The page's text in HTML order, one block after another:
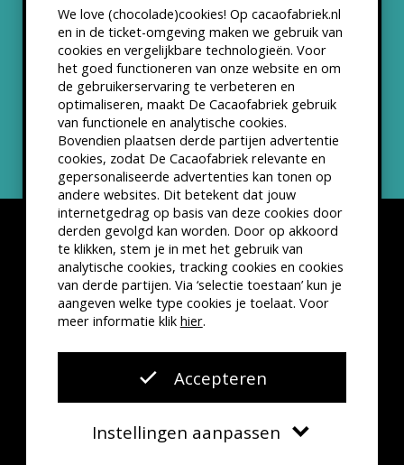
We love (chocolade)cookies! Op cacaofabriek.nl
en in de ticket-omgeving maken we gebruik van
cookies en vergelijkbare technologieën. Voor
het goed functioneren van onze website en om
de gebruikerservaring te verbeteren en
optimaliseren, maakt De Cacaofabriek gebruik
van functionele en analytische cookies.
Bovendien plaatsen derde partijen advertentie
cookies, zodat De Cacaofabriek relevante en
gepersonaliseerde advertenties kan tonen op
andere websites. Dit betekent dat jouw
internetgedrag op basis van deze cookies door
derden gevolgd kan worden. Door op akkoord
te klikken, stem je in met het gebruik van
analytische cookies, tracking cookies en cookies
van derde partijen. Via ‘selectie toestaan’ kun je
aangeven welke type cookies je toelaat. Voor
meer informatie klik hier.
Accepteren
Instellingen aanpassen
Partners & Samenwerkingen
ANBI status
Nieuwsbrief
Disclaimer Privacyverklaring
Kleine lettertjes
VSCD Bezoekersvoorwaarden
Website doorThe Cre8ion.Lab